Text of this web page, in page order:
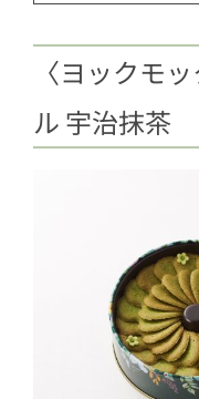
〈ヨックモ
ル 宇治抹茶